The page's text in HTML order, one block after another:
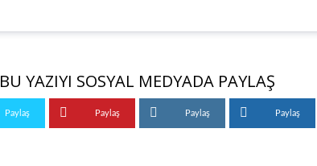
BU YAZIYI SOSYAL MEDYADA PAYLAŞ
Paylaş Paylaş Paylaş Paylaş